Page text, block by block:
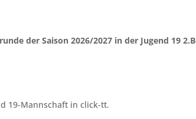
der Saison 2026/2027 in der Jugend 19
19-Mannschaft in click-tt.